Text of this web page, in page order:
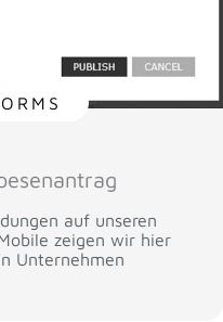
auf unseren
zeigen wir hier
Unternehmen